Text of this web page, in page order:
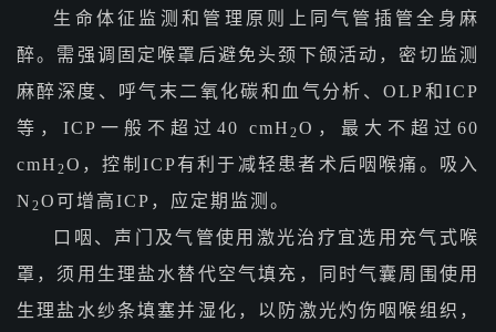
生命体征监测和管理原则上同气管插管全身麻
醉。需强调固定喉罩后避免头颈下颌活动，密切监测
麻醉深度、呼气末二氧化碳和血气分析、OLP和ICP
等，ICP一般不超过40 cmH 2O，最大不超过60
cmH 2O，控制ICP有利于减轻患者术后咽喉痛。吸入
N 2O可增高ICP，应定期监测。
口咽、声门及气管使用激光治疗宜选用充气式喉
罩，须用生理盐水替代空气填充，同时气囊周围使用
生理盐水纱条填塞并湿化，以防激光灼伤咽喉组织，